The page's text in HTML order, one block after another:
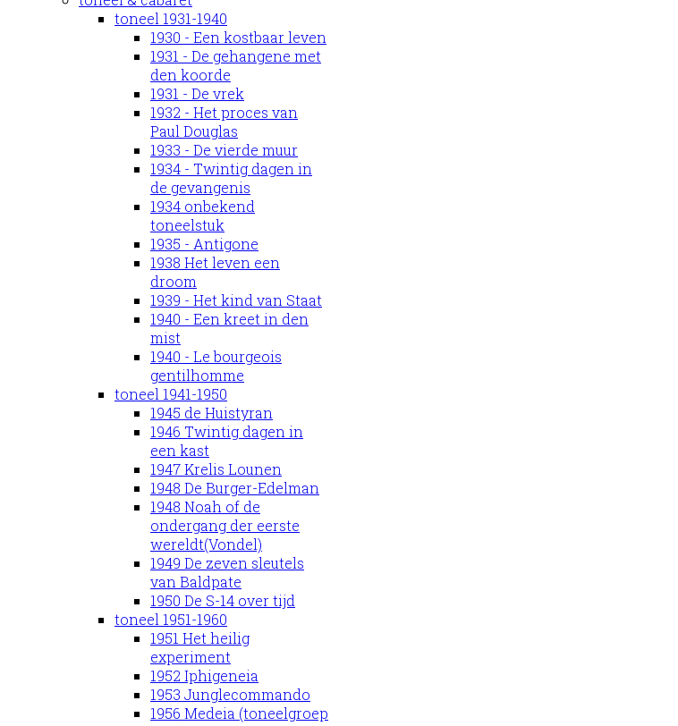
toneel 1931-1940
1930 - Een kostbaar leven
1931 - De gehangene met
den koorde
1931 - De vrek
1932 - Het proces van
Paul Douglas
1933 - De vierde muur
1934 - Twintig dagen in
de gevangenis
1934 onbekend
toneelstuk
1935 - Antigone
1938 Het leven een
droom
1939 - Het kind van Staat
1940 - Een kreet in den
mist
1940 - Le bourgeois
gentilhomme
toneel 1941-1950
1945 de Huistyran
1946 Twintig dagen in
een kast
1947 Krelis Lounen
1948 De Burger-Edelman
1948 Noah of de
ondergang der eerste
wereldt(Vondel)
1949 De zeven sleutels
van Baldpate
1950 De S-14 over tijd
toneel 1951-1960
1951 Het heilig
experiment
1952 Iphigeneia
1953 Junglecommando
1956 Medeia (toneelgroep